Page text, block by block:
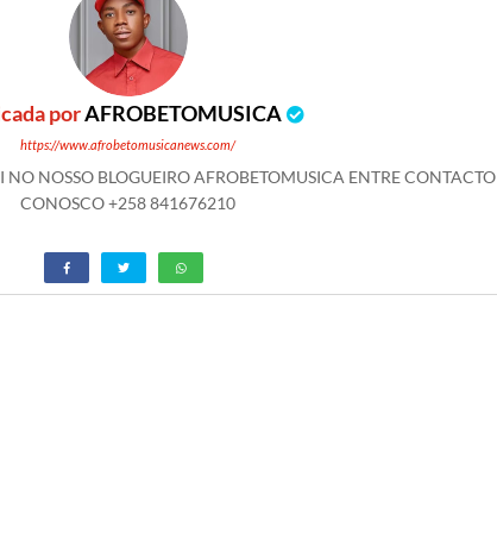
porAFROBETOMUSICA
https://www.afrobetomusicanews.com/
NOSSO BLOGUEIRO AFROBETOMUSICA ENTRE CONTACTO
CONOSCO +258 841676210